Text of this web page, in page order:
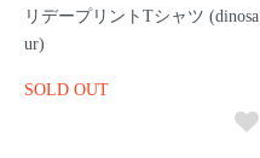
リデープリントTシャツ (dinosa
ur)
SOLD OUT